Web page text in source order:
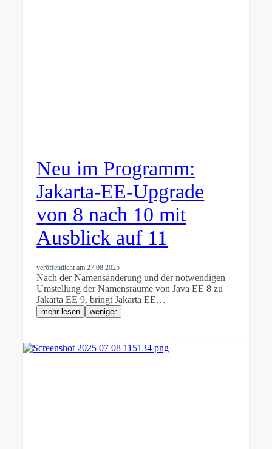
Neu im Programm:
Jakarta-EE-Upgrade
von 8 nach 10 mit
Ausblick auf 11
veröffentlicht am27.08.2025
Nach der Namensänderung und der notwendigen
Umstellung der Namensräume von Java EE 8 zu
Jakarta EE 9, bringt Jakarta EE…
mehr lesen weniger